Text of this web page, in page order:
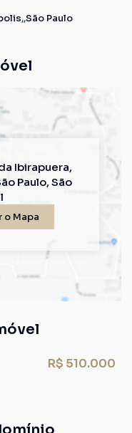
São Paulo
Ibirapuera,
Paulo,São
o Mapa
R$ 510.000